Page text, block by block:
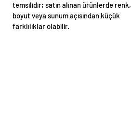
temsilidir; satın alınan ürünlerde renk,
boyut veya sunum açısından küçük
farklılıklar olabilir.